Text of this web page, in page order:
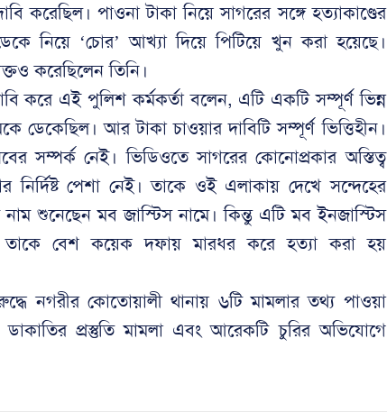
করেছিল। পাওনা টাকা নিয়ে সাগরের সঙ্গে হত্যাকাণ্ডের
নিয়ে ‘চোর’ আখ্যা দিয়ে পিটিয়ে খুন করা হয়েছে।
করেছিলেন তিনি।
করে এই পুলিশ কর্মকর্তা বলেন, এটি একটি সম্পূর্ণ ভিন্ন
ডেকেছিল। আর টাকা চাওয়ার দাবিটি সম্পূর্ণ ভিত্তিহীন।
সম্পর্ক নেই। ভিডিওতে সাগরের কোনোপ্রকার অস্তিত্ব
পেশা নেই। তাকে ওই এলাকায় দেখে সন্দেহের
শুনেছেন মব জাস্টিস নামে। কিন্তু এটি মব ইনজাস্টিস
তাকে বেশ কয়েক দফায় মারধর করে হত্যা করা হয়
নগরীর কোতোয়ালী থানায় ৬টি মামলার তথ্য পাওয়া
ডাকাতির প্রস্তুতি মামলা এবং আরেকটি চুরির অভিযোগে